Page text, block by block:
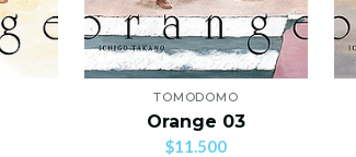
TOMODOMO
Orange 03
$11.500